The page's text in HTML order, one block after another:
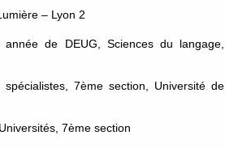
– Lyon 2
de DEUG, Sciences du langage,
7ème section, Université de
7ème section